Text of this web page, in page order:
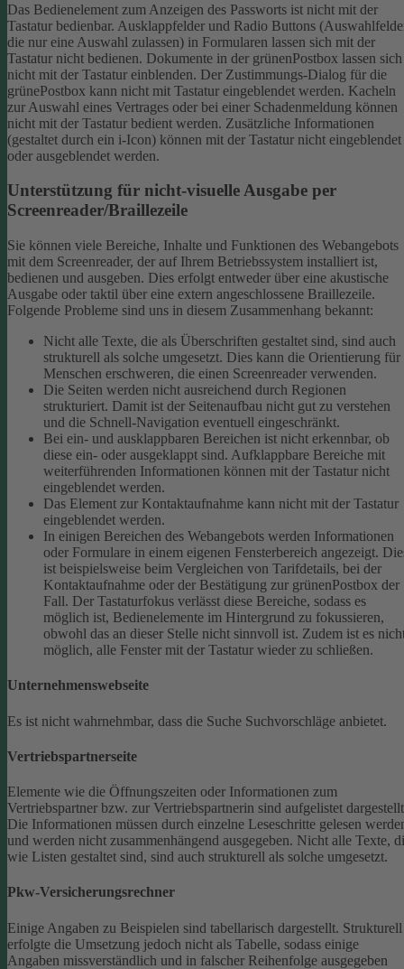
Das Bedienelement zum Anzeigen des Passworts ist nicht mit der
Tastatur bedienbar. Ausklappfelder und Radio Buttons
die nur eine Auswahl zulassen) in Formularen lassen sich mit der
Tastatur nicht bedienen. Dokumente in der grünenPostbox lassen sich
nicht mit der Tastatur einblenden. Der Zustimmungs-Dialog für die
grünePostbox kann nicht mit Tastatur eingeblendet werden. Kacheln
zur Auswahl eines Vertrages oder bei einer Schadenmeldung können
nicht mit der Tastatur bedient werden. Zusätzliche Informationen
(gestaltet durch ein i-Icon) können mit der Tastatur nicht eingeblendet
oder ausgeblendet werden.
Unterstützung für nicht-visuelle Ausgabe per
Screenreader/Braillezeile
Sie können viele Bereiche, Inhalte und Funktionen des Webangebots
mit dem Screenreader, der auf Ihrem Betriebssystem installiert ist,
bedienen und ausgeben. Dies erfolgt entweder über eine akustische
Ausgabe oder taktil über eine extern angeschlossene Braillezeile.
Folgende Probleme sind uns in diesem Zusammenhang bekannt:
Nicht alle Texte, die als Überschriften gestaltet sind, sind auch
strukturell als solche umgesetzt. Dies kann die Orientierung für
Menschen erschweren, die einen Screenreader verwenden.
Die Seiten werden nicht ausreichend durch Regionen
strukturiert. Damit ist der Seitenaufbau nicht gut zu verstehen
und die Schnell-Navigation eventuell eingeschränkt.
Bei ein- und ausklappbaren Bereichen ist nicht erkennbar, ob
diese ein- oder ausgeklappt sind. Aufklappbare Bereiche mit
weiterführenden Informationen können mit der Tastatur nicht
eingeblendet werden.
Das Element zur Kontaktaufnahme kann nicht mit der Tastatur
eingeblendet werden.
In einigen Bereichen des Webangebots werden Informationen
oder Formulare in einem eigenen Fensterbereich angezeigt.
ist beispielsweise beim Vergleichen von Tarifdetails, bei der
Kontaktaufnahme oder der Bestätigung zur grünenPostbox der
Fall. Der Tastaturfokus verlässt diese Bereiche, sodass es
möglich ist, Bedienelemente im Hintergrund zu fokussieren,
obwohl das an dieser Stelle nicht sinnvoll ist. Zudem ist es
möglich, alle Fenster mit der Tastatur wieder zu schließen.
Unternehmenswebseite
Es ist nicht wahrnehmbar, dass die Suche Suchvorschläge anbietet.
Vertriebspartnerseite
Elemente wie die Öffnungszeiten oder Informationen zum
Vertriebspartner bzw. zur Vertriebspartnerin sind aufgelistet
Die Informationen müssen durch einzelne Leseschritte gelesen
und werden nicht zusammenhängend ausgegeben. Nicht alle Texte,
wie Listen gestaltet sind, sind auch strukturell als solche umgesetzt.
Pkw-Versicherungsrechner
Einige Angaben zu Beispielen sind tabellarisch dargestellt. Strukturell
erfolgte die Umsetzung jedoch nicht als Tabelle, sodass einige
Angaben missverständlich und in falscher Reihenfolge ausgegeben